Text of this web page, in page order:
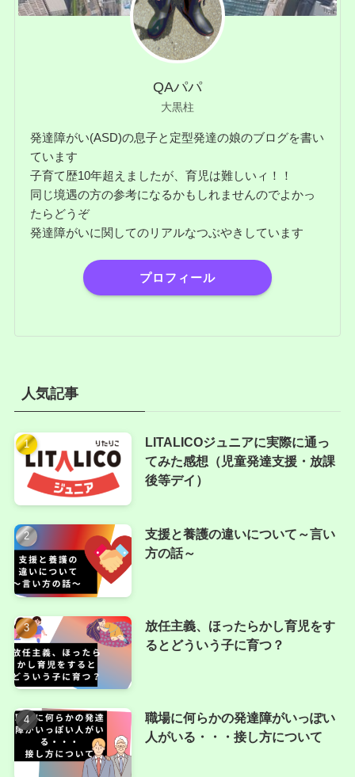
QAパパ
大黒柱
発達障がい(ASD)の息子と定型発達の娘のブログを書い
ています
子育て歴10年超えましたが、育児は難しいィ！！
同じ境遇の方の参考になるかもしれませんのでよかっ
たらどうぞ
発達障がいに関してのリアルなつぶやきしています
プロフィール
人気記事
LITALICOジュニアに実際に通っ
てみた感想（児童発達支援・放課
後等デイ）
支援と養護の違いについて～言い
方の話～
放任主義、ほったらかし育児をす
るとどういう子に育つ？
職場に何らかの発達障がいっぽい
人がいる・・・接し方について